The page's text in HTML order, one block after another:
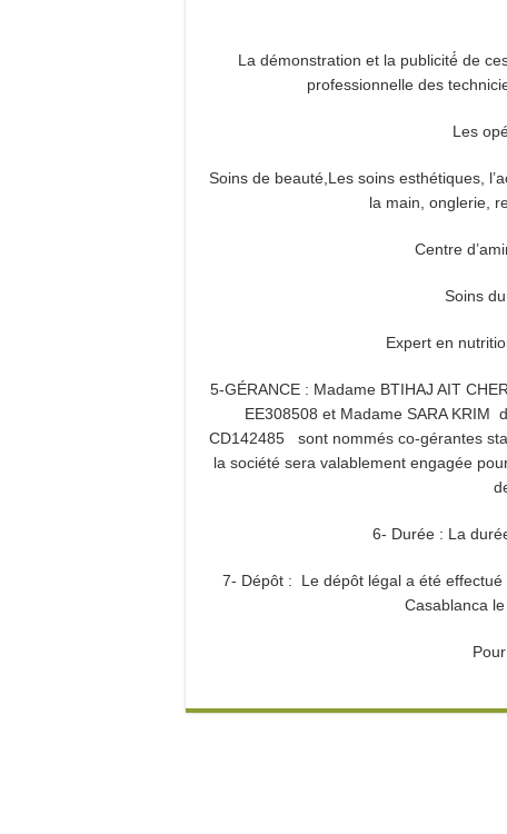
La démonstration et la publicité́ de
professionnelle des
Les
Soins de beauté,Les soins esthétiques,
la main, onglerie,
Centre
Soins
Expert en
5-GÉRANCE : Madame BTIHAJ AIT
EE308508 et Madame SARA KRIM
CD142485 sont nommés co-gérantes
la société sera valablement engagée
6- Durée : La
7- Dépôt : Le dépôt légal a été
Casablanca